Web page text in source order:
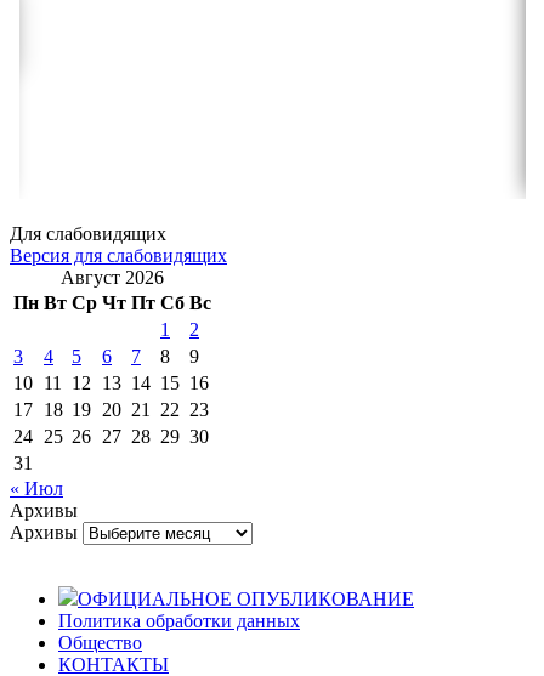
Для слабовидящих
Версия для слабовидящих
Август 2026
Пн Вт Ср Чт Пт Сб Вс
1
2
3
4 5 6 7 8
9
10 11 12 13 14 15 16
17 18 19 20 21 22 23
24 25 26 27 28 29 30
31
« Июл
Архивы
Архивы
ОФИЦИАЛЬНОЕ ОПУБЛИКОВАНИЕ
Политика обработки данных
Общество
КОНТАКТЫ